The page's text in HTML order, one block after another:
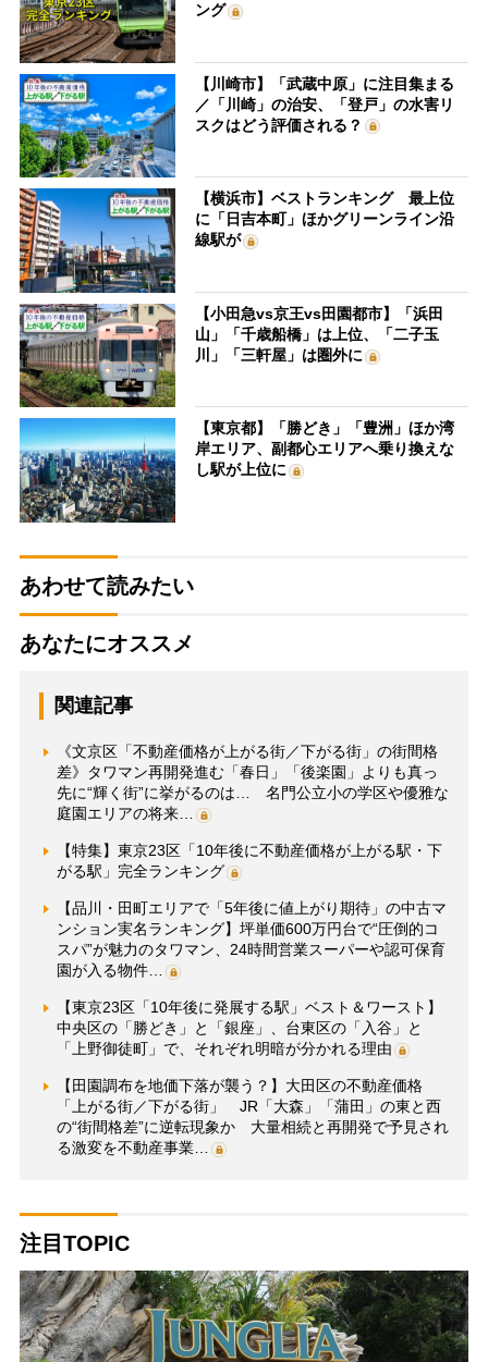
ング
【川崎市】「武蔵中原」に注目集まる
／「川崎」の治安、「登戸」の水害リ
スクはどう評価される？
【横浜市】ベストランキング 最上位
に「日吉本町」ほかグリーンライン沿
線駅が
【小田急vs京王vs田園都市】「浜田
山」「千歳船橋」は上位、「二子玉
川」「三軒屋」は圏外に
【東京都】「勝どき」「豊洲」ほか湾
岸エリア、副都心エリアへ乗り換えな
し駅が上位に
あわせて読みたい
あなたにオススメ
関連記事
《文京区「不動産価格が上がる街／下がる街」の街間格
差》タワマン再開発進む「春日」「後楽園」よりも真っ
先に“輝く街”に挙がるのは… 名門公立小の学区や優雅な
庭園エリアの将来…
【特集】東京23区「10年後に不動産価格が上がる駅・下
がる駅」完全ランキング
【品川・田町エリアで「5年後に値上がり期待」の中古マ
ンション実名ランキング】坪単価600万円台で“圧倒的コ
スパ”が魅力のタワマン、24時間営業スーパーや認可保育
園が入る物件…
【東京23区「10年後に発展する駅」ベスト＆ワースト】
中央区の「勝どき」と「銀座」、台東区の「入谷」と
「上野御徒町」で、それぞれ明暗が分かれる理由
【田園調布を地価下落が襲う？】大田区の不動産価格
「上がる街／下がる街」 JR「大森」「蒲田」の東と西
の“街間格差”に逆転現象か 大量相続と再開発で予見され
る激変を不動産事業…
注目TOPIC